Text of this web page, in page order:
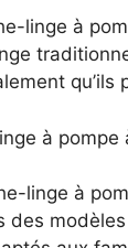
linge à
à
linge à
des